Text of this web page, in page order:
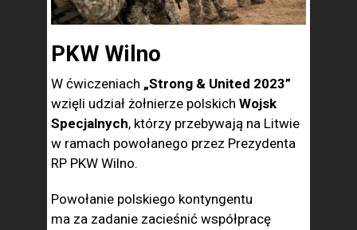
PKW Wilno
W ćwiczeniach „Strong & United 2023”
wzięli udział żołnierze polskich Wojsk
Specjalnych, którzy przebywają na Litwie
w ramach powołanego przez Prezydenta
RP PKW Wilno.
Powołanie polskiego kontyngentu
ma za zadanie zacieśnić współpracę